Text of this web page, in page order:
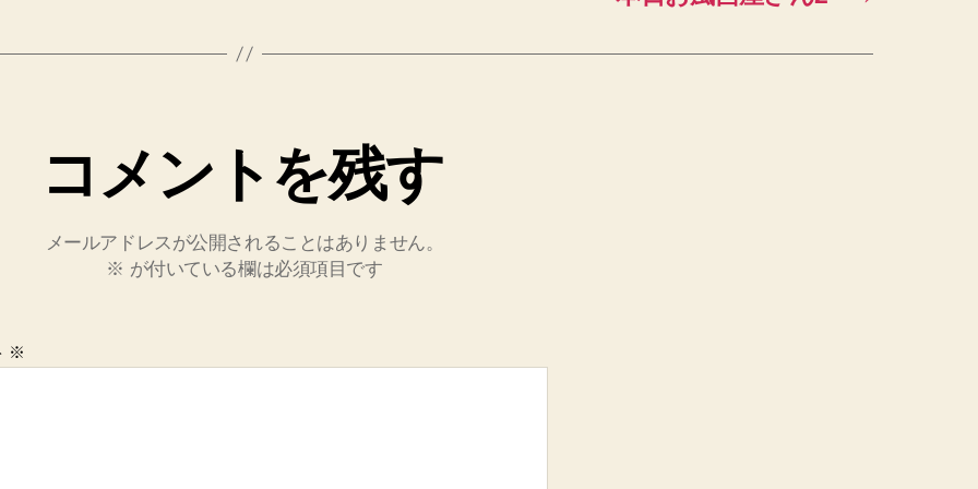
コメントを残す
メールアドレスが公開されることはありません。
※ が付いている欄は必須項目です
※